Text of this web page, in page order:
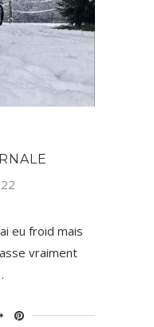
eu froid mais
vraiment